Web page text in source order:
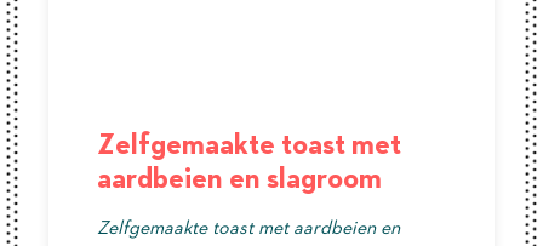
Zelfgemaakte toast met
aardbeien en slagroom
Zelfgemaakte toast met aardbeien en